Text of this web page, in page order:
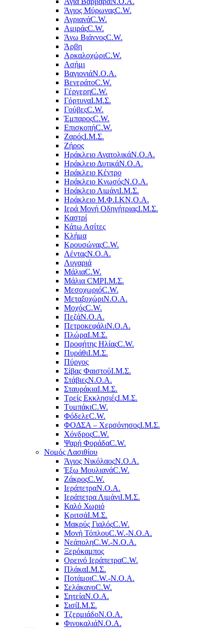
Άγιος ΜύρωναςC.W.
ΑγριανάC.W.
ΑμιράςC.W.
Άνω ΒιάννοςC.W.
Άρβη
ΑρκαλοχώριC.W.
Ασήμι
ΒαγιονιάΝ.Ο.Α.
ΒενεράτοC.W.
ΓέργερηC.W.
ΓόρτυναΙ.Μ.Σ.
ΓούβεςC.W.
ΈμπαροςC.W.
ΕπισκοπήC.W.
ΖαρόςΙ.Μ.Σ.
Ζήρος
Ηράκλειο ΑνατολικάΝ.Ο.Α.
Ηράκλειο ΔυτικάΝ.Ο.Α.
Ηράκλειο Κέντρο
Ηράκλειο ΚνωσόςΝ.Ο.Α.
Ηράκλειο ΛιμάνιΙ.Μ.Σ.
Ηράκλειο Μ.Φ.Ι.ΚΝ.Ο.Α.
Ιερά Μονή ΟδηγήτριαςΙ.Μ.Σ.
Καστρί
Κάτω Ασίτες
Κλήμα
ΚρουσώναςC.W.
ΛένταςΝ.Ο.Α.
Λυγαριά
ΜάλιαC.W.
Μάλια CMPΙ.Μ.Σ.
ΜεσοχωριόC.W.
ΜεταξοχώριΝ.Ο.Α.
ΜοχόςC.W.
ΠεζάΝ.Ο.Α.
ΠετροκεφάλιΝ.Ο.Α.
ΠλώραΙ.Μ.Σ.
Προφήτης ΗλίαςC.W.
ΠυράθιΙ.Μ.Σ.
Πύργος
Σίβας ΦαιστούΙ.Μ.Σ.
ΣτάβιεςΝ.Ο.Α.
ΣταυράκιαΙ.Μ.Σ.
Τρείς ΕκκλησιέςΙ.Μ.Σ.
ΤυμπάκιC.W.
ΦόδελεC.W.
ΦΟΔΣΑ – ΧερσόνησοςΙ.Μ.Σ.
ΧόνδροςC.W.
Ψαρή ΦοράδαC.W.
Νομός Λασιθίου
Άγιος ΝικόλαοςΝ.Ο.Α.
Έξω ΜουλιανάC.W.
ΖάκροςC.W.
ΙεράπετραΝ.Ο.Α.
Ιεράπετρα ΛιμάνιΙ.Μ.Σ.
Καλό Χωριό
ΚριτσάΙ.Μ.Σ.
Μακρύς ΓιαλόςC.W.
Μονή ΤόπλουC.W.-Ν.Ο.Α.
ΝεάποληC.W.-Ν.Ο.Α.
Ξερόκαμπος
Ορεινό ΙεράπετραC.W.
ΠλάκαΙ.Μ.Σ.
ΠοτάμοιC.W.-Ν.Ο.Α.
ΣελάκανοC.W.
ΣητείαΝ.Ο.Α.
ΣισίΙ.Μ.Σ.
ΤζερμιάδοΝ.Ο.Α.
ΦινοκαλιάΝ.Ο.Α.